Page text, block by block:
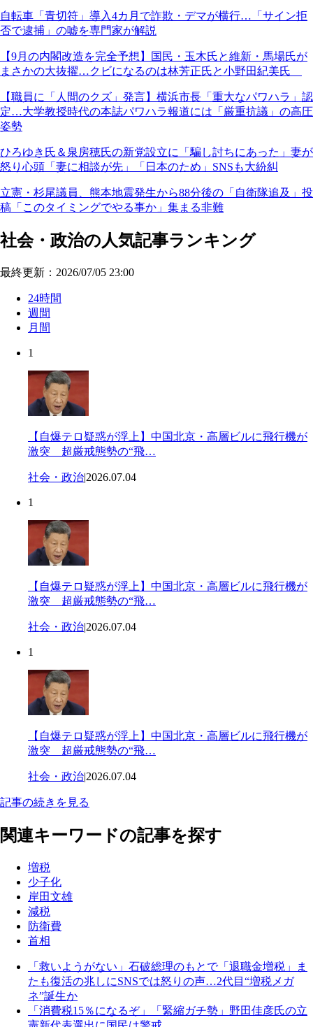
自転車「青切符」導入4カ月で詐欺・デマが横行…「サイン拒
否で逮捕」の嘘を専門家が解説
【9月の内閣改造を完全予想】国民・玉木氏と維新・馬場氏が
まさかの大抜擢…クビになるのは林芳正氏と小野田紀美氏
【職員に「人間のクズ」発言】横浜市長「重大なパワハラ」認
定…大学教授時代の本誌パワハラ報道には「厳重抗議」の高圧
姿勢
ひろゆき氏＆泉房穂氏の新党設立に「騙し討ちにあった」妻が
怒り心頭「妻に相談が先」「日本のため」SNSも大紛糾
立憲・杉尾議員、熊本地震発生から88分後の「自衛隊追及」投
稿「このタイミングでやる事か」集まる非難
社会・政治の人気記事ランキング
最終更新：2026/07/05 23:00
24時間
週間
月間
1
【自爆テロ疑惑が浮上】中国北京・高層ビルに飛行機が
激突 超厳戒態勢の“飛…
社会・政治|2026.07.04
1
【自爆テロ疑惑が浮上】中国北京・高層ビルに飛行機が
激突 超厳戒態勢の“飛…
社会・政治|2026.07.04
1
【自爆テロ疑惑が浮上】中国北京・高層ビルに飛行機が
激突 超厳戒態勢の“飛…
社会・政治|2026.07.04
記事の続きを見る
関連キーワードの記事を探す
増税
少子化
岸田文雄
減税
防衛費
首相
「救いようがない」石破総理のもとで「退職金増税」ま
たも復活の兆しにSNSでは怒りの声…2代目“増税メガ
ネ”誕生か
「消費税15％になるぞ」「緊縮ガチ勢」野田佳彦氏の立